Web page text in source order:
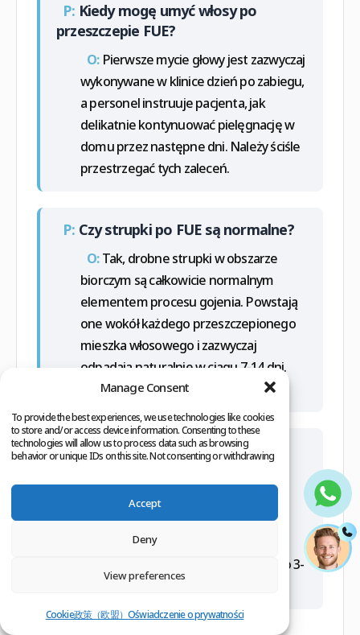
Manage Consent
To provide the best experiences, we use technologies like cookies
to store and/or access device information. Consenting to these
technologies will allow us to process data such as browsing
behavior or unique IDs on this site. Not consenting or withdrawing
Accept
Deny
View preferences
Cookie政策（欧盟）Oświadczenie o prywatności
P: Kiedy mogę umyć włosy po
przeszczepie FUE?
O:Pierwsze mycie głowy jest zazwyczaj
wykonywane w klinice dzień po zabiegu,
a personel instruuje pacjenta, jak
delikatnie kontynuować pielęgnację w
domu przez następne dni. Należy ściśle
przestrzegać tych zaleceń.
P: Czy strupki po FUE są normalne?
O:Tak, drobne strupki w obszarze
biorczym są całkowicie normalnym
elementem procesu gojenia. Powstają
one wokół każdego przeszczepionego
mieszka włosowego i zazwyczaj
odpadają naturalnie w ciągu 7-14 dni.
Ważne jest, aby ich nie zdrapywać.
P:Kiedy przeszczepione włosy
Po fazie „szokowego wypadania”
(zazwyczaj 2-4 tygodnie po zabiegu),
nowe włosy zaczną wyrastać z
przeszczepionych mieszków po około 3-
4 miesiącach. Pełne